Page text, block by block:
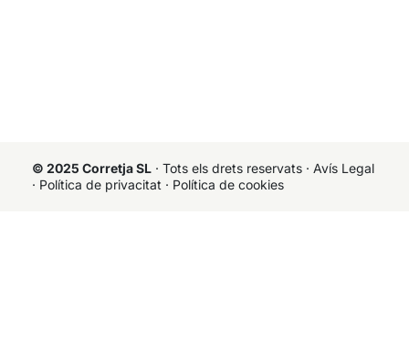
© 2025 Corretja SL · Tots els drets reservats · Avís Legal
· Política de privacitat · Política de cookies